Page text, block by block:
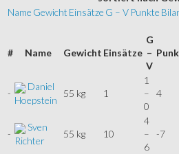
Name Gewicht Einsätze G – V Punkte
# Name Gewicht Einsätze
G
–
V
-
Daniel
Hoepstein
55 kg 1
1
–
0
4
-
Sven
Richter
55 kg 10
4
–
6
-7